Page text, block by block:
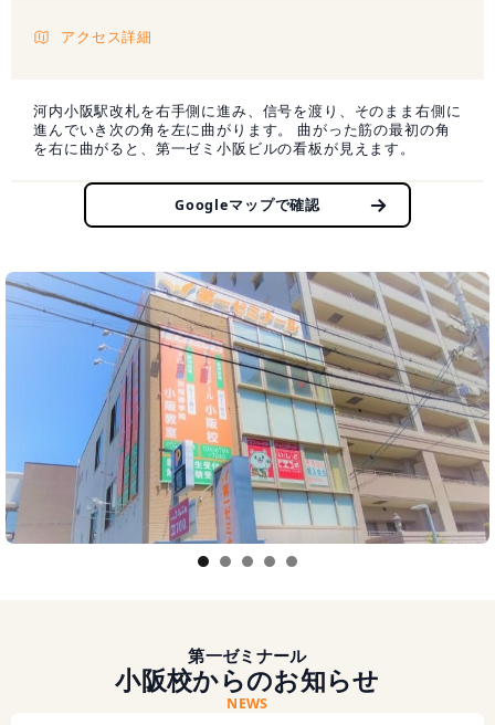
アクセス詳細
河内小阪駅改札を右手側に進み、信号を渡り、そのまま右側に
進んでいき次の角を左に曲がります。 曲がった筋の最初の角
を右に曲がると、第一ゼミ小阪ビルの看板が見えます。
Googleマップで確認
1 2 3 4
第一ゼミナール
小阪校からのお知らせ
NEWS